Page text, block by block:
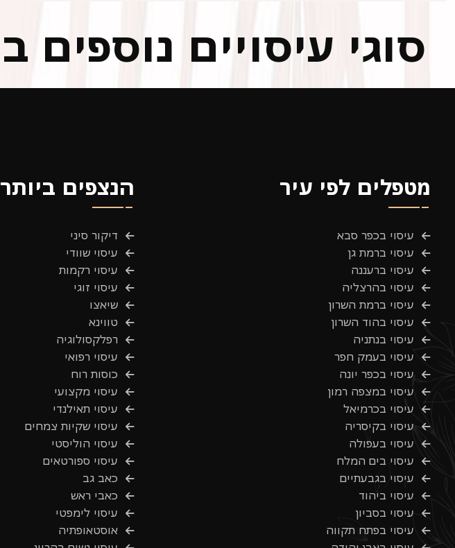
סוגי עיסויים נוספים
הנצפים ביותר
דיקור סיני
עיסוי שוודי
עיסוי רקמות
עיסוי זוגי
שיאצו
טווינא
רפלקסולוגיה
עיסוי רפואי
כוסות רוח
עיסוי מקצועי
עיסוי תאילנדי
עיסוי שקיות צמחים
עיסוי הוליסטי
עיסוי ספורטאים
כאב גב
כאבי ראש
עיסוי לימפטי
אוסטאופתיה
מטפלים לפי עיר
עיסוי בכפר סבא
עיסוי ברמת גן
עיסוי ברעננה
עיסוי בהרצליה
עיסוי ברמת השרון
עיסוי בהוד השרון
עיסוי בנתניה
עיסוי בעמק חפר
עיסוי בכפר יונה
עיסוי במצפה רמון
עיסוי בכרמיאל
עיסוי בקיסריה
עיסוי בעפולה
עיסוי בים המלח
עיסוי בגבעתיים
עיסוי ביהוד
עיסוי בסביון
עיסוי בפתח תקווה